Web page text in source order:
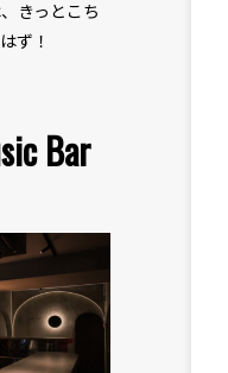
きっとこち
ず！
Bar